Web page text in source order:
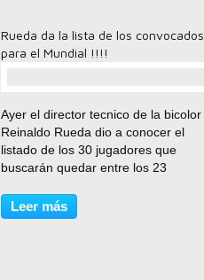
Rueda da la lista de los convocados
para el Mundial !!!!
Ayer el director tecnico de la bicolor
Reinaldo Rueda dio a conocer el
listado de los 30 jugadores que
buscarán quedar entre los 23
Sudafrica 2010 aseguro que no fue
facil decidir quienes no viajarán con
Leer más